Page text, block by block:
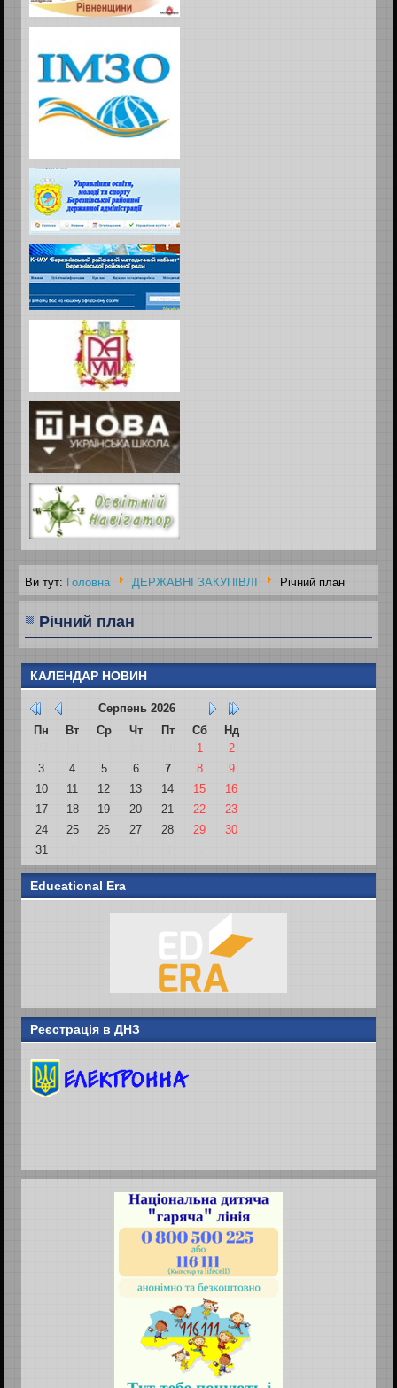
Ви тут: Головна ДЕРЖАВНІ ЗАКУПІВЛІ Річний план
Річний план
КАЛЕНДАР НОВИН
Серпень 2026
Пн
Вт Ср Чт Пт Сб
Нд
1
2
3
4 5 6 7 8
9
10
11 12 13 14 15
16
17
18 19 20 21 22
23
24
25 26 27 28 29
30
31
Educational Era
Реєстрація в ДНЗ